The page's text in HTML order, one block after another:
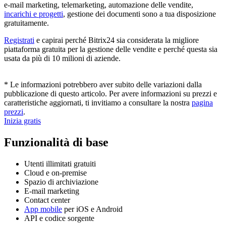
e-mail marketing, telemarketing, automazione delle vendite,
incarichi e progetti, gestione dei documenti sono a tua disposizione
gratuitamente.
Registrati e capirai perché Bitrix24 sia considerata la migliore
piattaforma gratuita per la gestione delle vendite e perché questa sia
usata da più di 10 milioni di aziende.
* Le informazioni potrebbero aver subito delle variazioni dalla
pubblicazione di questo articolo. Per avere informazioni su prezzi e
caratteristiche aggiornati, ti invitiamo a consultare la nostra pagina
prezzi.
Inizia gratis
Funzionalità di base
Utenti illimitati gratuiti
Cloud e on-premise
Spazio di archiviazione
E-mail marketing
Contact center
App mobile per iOS e Android
API e codice sorgente